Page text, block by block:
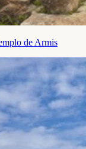
de Armis